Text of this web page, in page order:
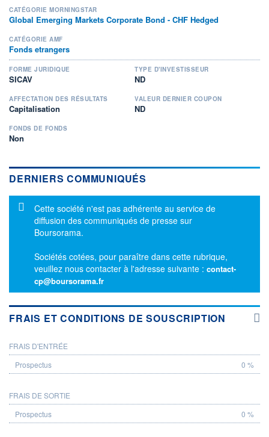
CATÉGORIE MORNINGSTAR
Global Emerging Markets Corporate Bond - CHF Hedged
CATÉGORIE AMF
Fonds etrangers
FORME JURIDIQUE
SICAV
TYPE D'INVESTISSEUR
ND
AFFECTATION DES RÉSULTATS
Capitalisation
VALEUR DERNIER COUPON
ND
FONDS DE FONDS
Non
DERNIERS COMMUNIQUÉS
Message d'information
Cette société n'est pas adhérente au service de
diffusion des communiqués de presse sur
Boursorama.
Sociétés cotées, pour paraître dans cette rubrique,
veuillez nous contacter à l'adresse suivante : contact-
cp@boursorama.fr
FRAIS ET CONDITIONS DE SOUSCRIPTION
PROSPECTUS
FRAIS D'ENTRÉE
0 %
FRAIS DE SORTIE
0 %